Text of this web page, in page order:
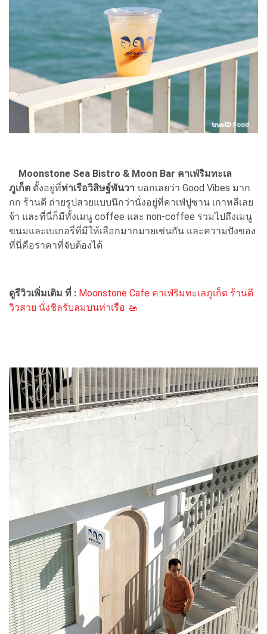
Moonstone Sea Bistro & Moon Bar คาเฟ่ริมทะเล
ภูเก็ต ตั้งอยู่ที่ท่าเรือวิสิษฐ์พันวา บอกเลยว่า Good Vibes มาก
กก ร้านดี ถ่ายรูปสวยแบบนึกว่านั่งอยู่ที่คาเฟ่ปูซาน เกาหลีเลย
จ้า และที่นี่ก็มีทั้งเมนู coffee และ non-coffee รวมไปถึงเมนู
ขนมและเบเกอรี่ที่มีให้เลือกมากมายเช่นกัน และความปังของ
ที่นี่คือราคาที่จับต้องได้
ดูรีวิวเพิ่มเติม ที่ : Moonstone Cafe คาเฟ่ริมทะเลภูเก็ต ร้านดี
วิวสวย นั่งชิลรับลมบนท่าเรือ 🚤